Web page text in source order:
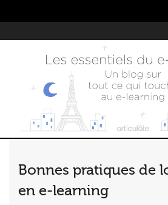
Bonnes pratiques de
en e-learning